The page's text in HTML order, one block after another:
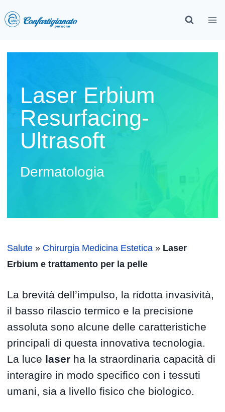
Laser Erbium
Resurfacing-
Ultrasoft
Dermatologia
Salute » Chirurgia Medicina Estetica » Laser
Erbium e trattamento per la pelle
La brevità dell’impulso, la ridotta invasività,
il basso rilascio termico e la precisione
assoluta sono alcune delle caratteristiche
principali di questa innovativa tecnologia.
La luce laser ha la straordinaria capacità di
interagire in modo specifico con i tessuti
umani, sia a livello fisico che biologico.